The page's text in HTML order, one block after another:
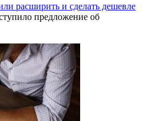
расширить и сделать дешевле
предложение об